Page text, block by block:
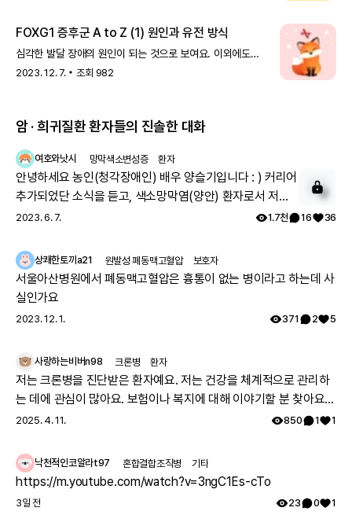
FOXG1 증후군 A to Z (1) 원인과 유전 방식
심각한 발달 장애의 원인이 되는 것으로 보여요. 이외에도
FOXG1 유전자는 자폐 스펙트럼 장애, 조현병, 뇌전증,
2023. 12. 7. 조회 982
암 · 희귀질환 환자들의 진솔한 대화
여호와낫시 망막색소변성증 환자
안녕하세요 농인(청각장애인) 배우 양슬기입니다 : ) 커리어
추가되었단 소식을 듣고, 색소망막염(양안) 환자로서 저의
근황을 말씀드리려고 합니다. 제 직업은 전도사며, 부업으로
모델협회 모델반을 수료했으며, 올해부터 본격적으로 모델
겸 영화배우 활동을 시작했습니다. 2023년 3월 ~ 5월 저의
활동을 말씀드리자면 삼성서비스센터 CF촬영과 은밀하게
습니다. 또한 곧 있을 범죄스릴러 납치 영화 촬영에 참여할
게 어렵지만 의미있는 일들을 하게 해주신 살아계신 하나님
께 감사드립니다. 그리고 레어메이트, 레어노트 여러분의 따
뜻한 응원 덕분에 저는 어려운 걸 지금껏 잘 해낼 수 있었답
니다 : ) 저의 한걸음 한걸음으로 전달하고자 하는 것은 병
의지대로 살아간다면 기회와 희망이 있다는 것을 알려드리
고 싶고 저를 통해 행복 바이러스를 전파하는 것입니다. 앞
으로도 승승장구하는 저의 소식을 전해드리면서 저로 인해
2
2023. 6. 7. 1.7천 16 36
상쾌한토끼a21 원발성 폐동맥고혈압 보호자
서울아산병원에서 폐동맥고혈압은 흉통이 없는 병이라고 하는데 사
실인가요
2023. 12. 1. 371 2 5
사랑하는비버n98 크론병 환자
저는 크론병을 진단받은 환자예요. 저는 건강을 체계적으로 관리하
는 데에 관심이 많아요. 보험이나 복지에 대해 이야기할 분 찾아요
👏🏻
2025. 4. 11. 850 1 1
낙천적인코알라t97 혼합결합조직병 기타
https://m.youtube.com/watch?v=3ngC1Es-cTo
3일 전 23 0 1